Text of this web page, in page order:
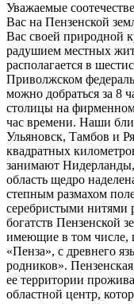
Уважаемые
Вас на Пензенской
Вас своей природной
радушием местных
располагается в
Приволжском
можно добраться за 8
столицы на
час времени. Наши
Ульяновск, Тамбов и
квадратных
занимают
область щедро
степным размахом
серебристыми
богатств Пензенской
имеющие в том числе,
«Пенза», с древнего
родников».
ее территории
областной центр,